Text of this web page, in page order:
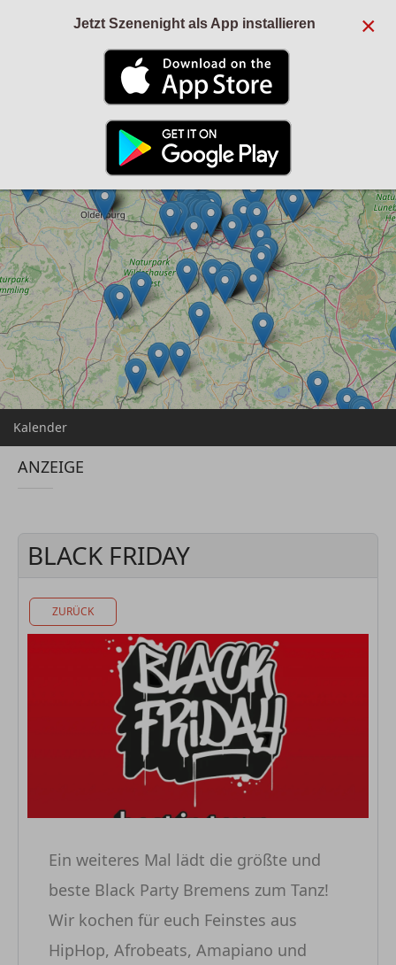
Kalender
ANZEIGE
BLACK FRIDAY
ZURÜCK
Ein weiteres Mal lädt die größte und
beste Black Party Bremens zum Tanz!
Wir kochen für euch Feinstes aus
HipHop, Afrobeats, Amapiano und
×
Jetzt Szenenight als App installieren